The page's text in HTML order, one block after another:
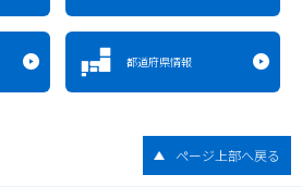
都道府県情報
ページ上部へ戻る